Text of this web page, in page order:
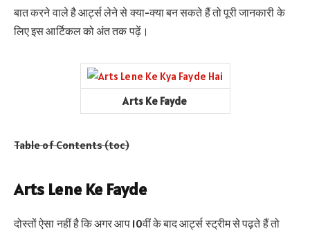
बात करने वाले है आर्ट्स लेने से क्या-क्या बन सकते हैं तो पूरी जानकारी के
लिए इस आर्टिकल को अंत तक पढ़ें।
Arts Ke Fayde
Table of Contents (toc)
Arts Lene Ke Fayde
दोस्तों ऐसा नहीं है कि अगर आप 10वीं के बाद आर्ट्स स्ट्रीम से पढ़ते हैं तो